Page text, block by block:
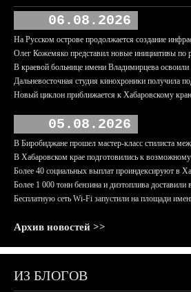
06.08.2026
На Русском острове продолжается создание
Олег Кожемяко представил новые инициативы по
В краевой больнице имени Владимирцева
Дальневосточная студия кинохроники получила
Новый циклон приближается к Хабаровскому
05.08.2026
В Биробиджане прошел мастер-класс стилиста
В Хабаровском крае подготовились к
Более 40 социальных выплат проиндексируют в
Более 1 000 тонн бензина и дизтоплива
Бесплатную сеть Wi-Fi запустили на площади
Архив новостей >>
ИЗ БЛОГОВ